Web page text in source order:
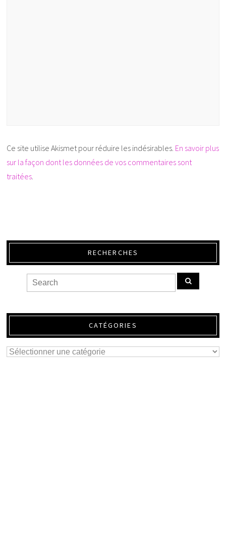
Ce site utilise Akismet pour réduire les indésirables. En savoir plus
sur la façon dont les données de vos commentaires sont
traitées
RECHERCHES
CATÉGORIES